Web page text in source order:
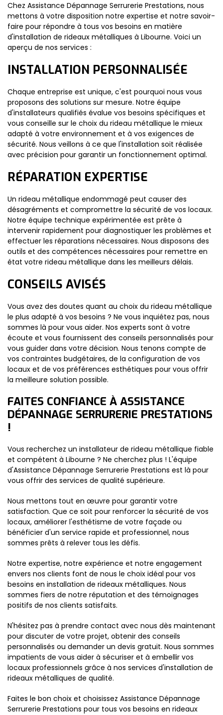
Chez Assistance Dépannage Serrurerie Prestations, nous
mettons à votre disposition notre expertise et notre savoir-
faire pour répondre à tous vos besoins en matière
d'installation de rideaux métalliques à Libourne. Voici un
aperçu de nos services :
INSTALLATION PERSONNALISÉE
Chaque entreprise est unique, c'est pourquoi nous vous
proposons des solutions sur mesure. Notre équipe
d'installateurs qualifiés évalue vos besoins spécifiques et
vous conseille sur le choix du rideau métallique le mieux
adapté à votre environnement et à vos exigences de
sécurité. Nous veillons à ce que l'installation soit réalisée
avec précision pour garantir un fonctionnement optimal.
RÉPARATION EXPERTISE
Un rideau métallique endommagé peut causer des
désagréments et compromettre la sécurité de vos locaux.
Notre équipe technique expérimentée est prête à
intervenir rapidement pour diagnostiquer les problèmes et
effectuer les réparations nécessaires. Nous disposons des
outils et des compétences nécessaires pour remettre en
état votre rideau métallique dans les meilleurs délais.
CONSEILS AVISÉS
Vous avez des doutes quant au choix du rideau métallique
le plus adapté à vos besoins ? Ne vous inquiétez pas, nous
sommes là pour vous aider. Nos experts sont à votre
écoute et vous fournissent des conseils personnalisés pour
vous guider dans votre décision. Nous tenons compte de
vos contraintes budgétaires, de la configuration de vos
locaux et de vos préférences esthétiques pour vous offrir
la meilleure solution possible.
FAITES CONFIANCE À ASSISTANCE
DÉPANNAGE SERRURERIE PRESTATIONS
!
Vous recherchez un installateur de rideau métallique fiable
et compétent à Libourne ? Ne cherchez plus ! L'équipe
d'Assistance Dépannage Serrurerie Prestations est là pour
vous offrir des services de qualité supérieure.
Nous mettons tout en œuvre pour garantir votre
satisfaction. Que ce soit pour renforcer la sécurité de vos
locaux, améliorer l'esthétisme de votre façade ou
bénéficier d'un service rapide et professionnel, nous
sommes prêts à relever tous les défis.
Notre expertise, notre expérience et notre engagement
envers nos clients font de nous le choix idéal pour vos
besoins en installation de rideaux métalliques. Nous
sommes fiers de notre réputation et des témoignages
positifs de nos clients satisfaits.
N'hésitez pas à prendre contact avec nous dès maintenant
pour discuter de votre projet, obtenir des conseils
personnalisés ou demander un devis gratuit. Nous sommes
impatients de vous aider à sécuriser et à embellir vos
locaux professionnels grâce à nos services d'installation de
rideaux métalliques de qualité.
Faites le bon choix et choisissez Assistance Dépannage
Serrurerie Prestations pour tous vos besoins en rideaux